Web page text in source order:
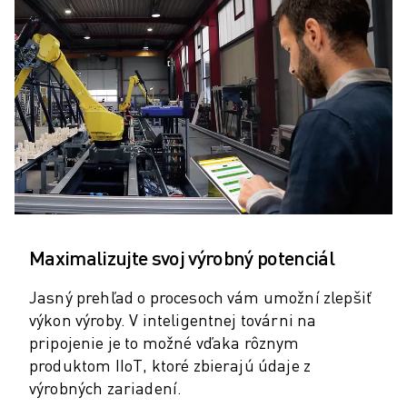
SCARA ROBOTY
KOMPAKTNÉ CNC STROJE
VYHĽADÁVAČ ROBODRILL
KOMPAKTNÉ CNC STROJE ROBODRILL
TECHNICKÉ VYBAVENIE ROBODRILL
ROBODRILL SOFTVÉR
PREVENTÍVNA ÚDRŽBA PRE ROBODRILL
ROBODRILL UDRŽATEĽNOSŤ
BALÍK ROBODRILL A ROBOT
VZDELÁVACÍ BALÍČEK ROBODRILL
VYHĽADÁVAČ ROBOSHOT
ELEKTRICKÉ VSTREKOVACIE STROJE ROBOSHOT
ROBOSHOT TECHNICKÉ VYBAVENIE
ROBOSHOT SOFTVÉR
ROBOSHOT UDRŽATEĽNOSŤ
BALÍK ROBOSHOT A ROBOT
Maximalizujte svoj výrobný potenciál
Jasný prehľad o procesoch vám umožní zlepšiť
výkon výroby. V inteligentnej továrni na
pripojenie je to možné vďaka rôznym
produktom IIoT, ktoré zbierajú údaje z
výrobných zariadení.